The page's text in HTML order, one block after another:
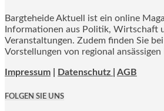
Bargteheide Aktuell ist ein online
Informationen aus Politik, Wirtschaft
Veranstaltungen. Zudem finden Sie
Vorstellungen von regional ansässigen
Impressum Datenschutz | AGB
FOLGEN SIE UNS